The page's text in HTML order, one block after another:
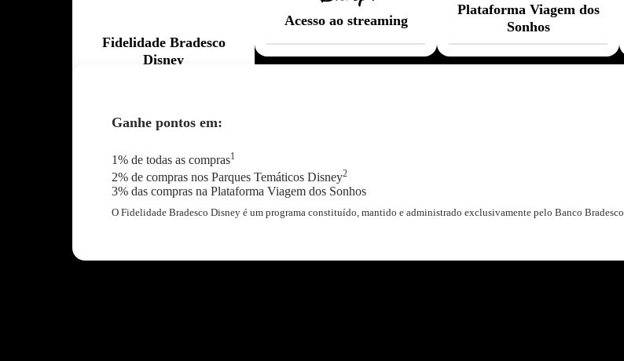
Fidelidade Bradesco
Disney
Acesso ao streaming
Plataforma Viagem dos
Sonhos
Ganhe pontos em:
1% de todas as compras1
2% de compras nos Parques Temáticos Disney2
3% das compras na Plataforma Viagem dos Sonhos
O Fidelidade Bradesco Disney é um programa constituído, mantido e administrado exclusivamente pelo Banco Bradesco.